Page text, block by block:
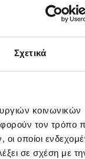
Σχετικά
κοινωνικών
τον τρόπο
οι οποίοι
σε σχέση με